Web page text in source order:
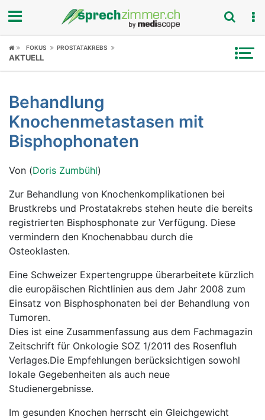
Fokus
Symptome
Untersuchungen
News
Ratgeber
Rubriken
FOKUS PROSTATAKREBS
AKTUELL
Behandlung
Knochenmetastasen mit
Bisphophonaten
Von (Doris Zumbühl)
Zur Behandlung von Knochenkomplikationen bei
Brustkrebs und Prostatakrebs stehen heute die bereits
registrierten Bisphosphonate zur Verfügung. Diese
vermindern den Knochenabbau durch die
Osteoklasten.
Eine Schweizer Expertengruppe überarbeitete kürzlich
die europäischen Richtlinien aus dem Jahr 2008 zum
Einsatz von Bisphosphonaten bei der Behandlung von
Tumoren.
Dies ist eine Zusammenfassung aus dem Fachmagazin
Zeitschrift für Onkologie SOZ 1/2011 des Rosenfluh
Verlages.Die Empfehlungen berücksichtigen sowohl
lokale Gegebenheiten als auch neue
Studienergebnisse.
Im gesunden Knochen herrscht ein Gleichgewicht